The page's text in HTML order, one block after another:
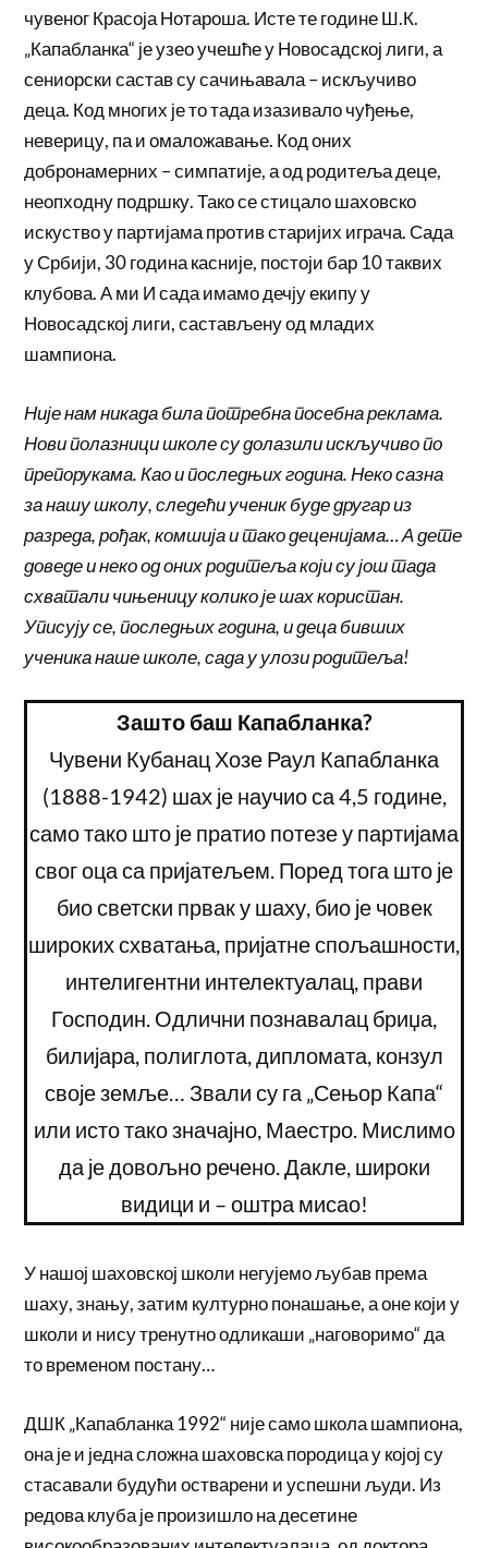
чувеног Красоја Нотароша. Исте те године Ш.К.
„Капабланка“ је узео учешће у Новосадској лиги, а
сениорски састав су сачињавала – искључиво
деца. Код многих је то тада изазивало чуђење,
неверицу, па и омаложавање. Код оних
добронамерних – симпатије, а од родитеља деце,
неопходну подршку. Тако се стицало шаховско
искуство у партијама против старијих играча. Сада
у Србији, 30 година касније, постоји бар 10 таквих
клубова. А ми И сада имамо дечју екипу у
Новосадској лиги, састављену од младих
шампиона.
Није нам никада била потребна посебна реклама.
Нови полазници школе су долазили искључиво по
препорукама. Као и последњих година. Неко сазна
за нашу школу, следећи ученик буде другар из
разреда, рођак, комшија и тако деценијама… А дете
доведе и неко од оних родитеља који су још тада
схватали чињеницу колико је шах користан.
Уписују се, последњих година, и деца бивших
ученика наше школе, сада у улози родитеља!
Зашто баш Капабланка?
Чувени Кубанац Хозе Раул Капабланка
(1888-1942) шах је научио са 4,5 године,
само тако што је пратио потезе у партијама
свог оца са пријатељем. Поред тога што је
био светски првак у шаху, био је човек
широких схватања, пријатне спољашности,
интелигентни интелектуалац, прави
Господин. Одлични познавалац бриџа,
билијара, полиглота, дипломата, конзул
своје земље… Звали су га „Сењор Капа“
или исто тако значајно, Маестро. Мислимо
да је довољно речено. Дакле, широки
видици и – оштра мисао!
У нашој шаховској школи негујемо љубав према
шаху, знању, затим културно понашање, а оне који у
школи и нису тренутно одликаши „наговоримо“ да
то временом постану…
ДШК „Капабланка 1992“ није само школа шампиона,
она је и једна сложна шаховска породица у којој су
стасавали будући остварени и успешни људи. Из
редова клуба је произишло на десетине